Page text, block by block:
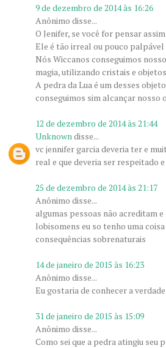
9 de dezembro de 2014 às 16:26
Anônimo disse...
O Jenifer, se você for pensar
Ele é tão irreal ou pouco
Nós Wiccanos conseguimos
magia, utilizando cristais e
A pedra da Lua é um desses
conseguimos sim alcançar nosso
12 de dezembro de 2014 às 21:44
Unknown disse...
vc jennifer garcia deveria ter e
real e que deveria ser respeitado
25 de dezembro de 2014 às 21:17
Anônimo disse...
algumas pessoas não acreditam
lobisomens eu so tenho uma
consequências sobrenaturais
14 de janeiro de 2015 às 16:23
Anônimo disse...
Eu gostaria de conhecer a verdade
31 de janeiro de 2015 às 15:09
Anônimo disse...
Como sei que a pedra atingiu seu